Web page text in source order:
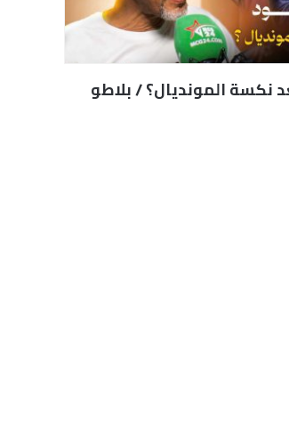
نكسة المونديال؟ / بلاطو